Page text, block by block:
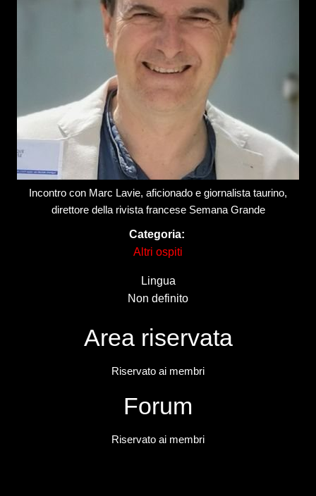
Incontro con Marc Lavie, aficionado e giornalista taurino,
direttore della rivista francese Semana Grande
Categoria:
Altri ospiti
Lingua
Non definito
Area riservata
Riservato ai membri
Forum
Riservato ai membri